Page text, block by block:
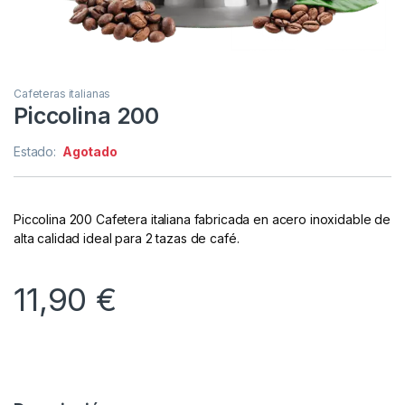
Cafeteras italianas
Piccolina 200
Estado: Agotado
Piccolina 200 Cafetera italiana fabricada en acero inoxidable de
alta calidad ideal para 2 tazas de café.
11,90 €